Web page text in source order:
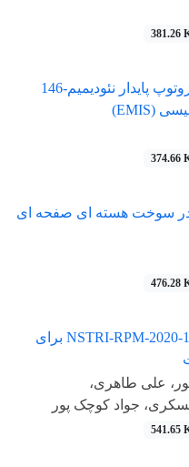
381.26
غنی‌سازی و تخلیص شیمیایی ایزوتوپ‌ پایدار نئودیمیم-146
374.66
در سوخت هسته ای صفحه ای
476.28
ارزیابی عملکرد پایشگر پرتویی NSTRI-RPM-2020-1 برای
علی طاهری،
جواد کوچک پور
541.65